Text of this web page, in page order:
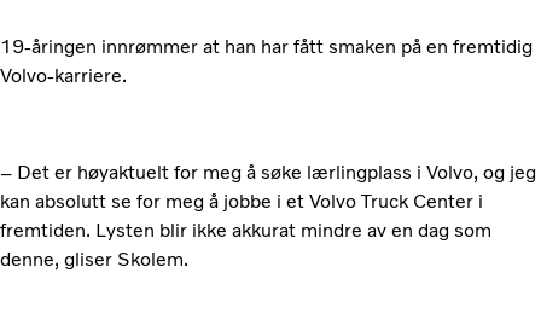
19-åringen innrømmer at han har fått smaken på en fremtidig
Volvo-karriere.
– Det er høyaktuelt for meg å søke lærlingplass i Volvo, og jeg
kan absolutt se for meg å jobbe i et Volvo Truck Center i
fremtiden. Lysten blir ikke akkurat mindre av en dag som
denne, gliser Skolem.